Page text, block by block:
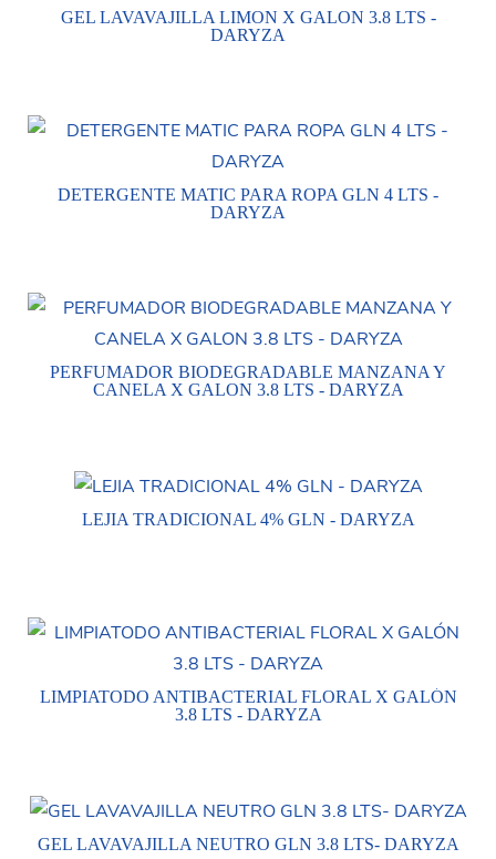
GEL LAVAVAJILLA LIMON X GALON 3.8 LTS -
DARYZA
DETERGENTE MATIC PARA ROPA GLN 4 LTS -
DARYZA
PERFUMADOR BIODEGRADABLE MANZANA Y
CANELA X GALON 3.8 LTS - DARYZA
LEJIA TRADICIONAL 4% GLN - DARYZA
LIMPIATODO ANTIBACTERIAL FLORAL X GALÓN
3.8 LTS - DARYZA
GEL LAVAVAJILLA NEUTRO GLN 3.8 LTS- DARYZA